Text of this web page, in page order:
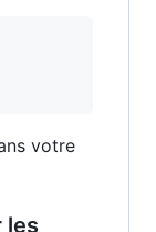
votre
les